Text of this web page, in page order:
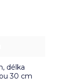
délka
30 cm